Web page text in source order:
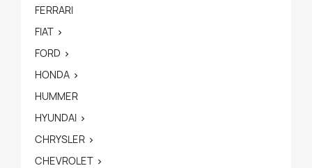
FERRARI
FIAT 
FORD 
HONDA 
HUMMER
HYUNDAI 
CHRYSLER 
CHEVROLET 